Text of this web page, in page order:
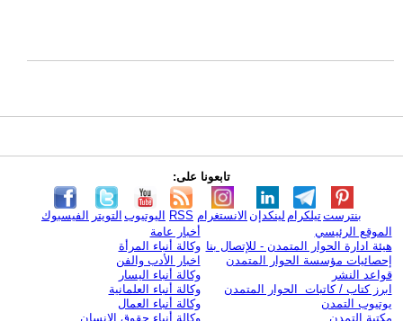
تابعونا على:
الفيسبوك التويتر اليوتيوب RSS الانستغرام لينكدإن تيلكرامبنترست
الموقع الرئيسي
هيئة ادارة الحوار المتمدن - للإتصال بنا
إحصائيات مؤسسة الحوار المتمدن
قواعد النشر
ابرز كتاب / كاتبات الحوار المتمدن
يوتيوب التمدن
مكتبة التمدن
أخبار عامة
وكالة أنباء المرأة
اخبار الأدب والفن
وكالة أنباء اليسار
وكالة أنباء العلمانية
وكالة أنباء العمال
وكالة أنباء حقوق الإنسان